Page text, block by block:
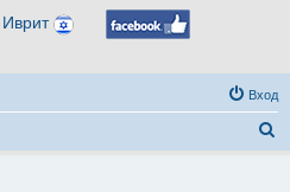
Иврит
Вход